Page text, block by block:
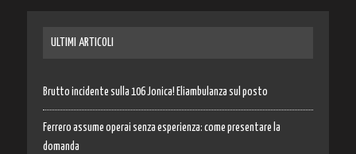
ULTIMI ARTICOLI
Brutto incidente sulla 106 Jonica! Eliambulanza sul posto
Ferrero assume operai senza esperienza: come presentare la
domanda